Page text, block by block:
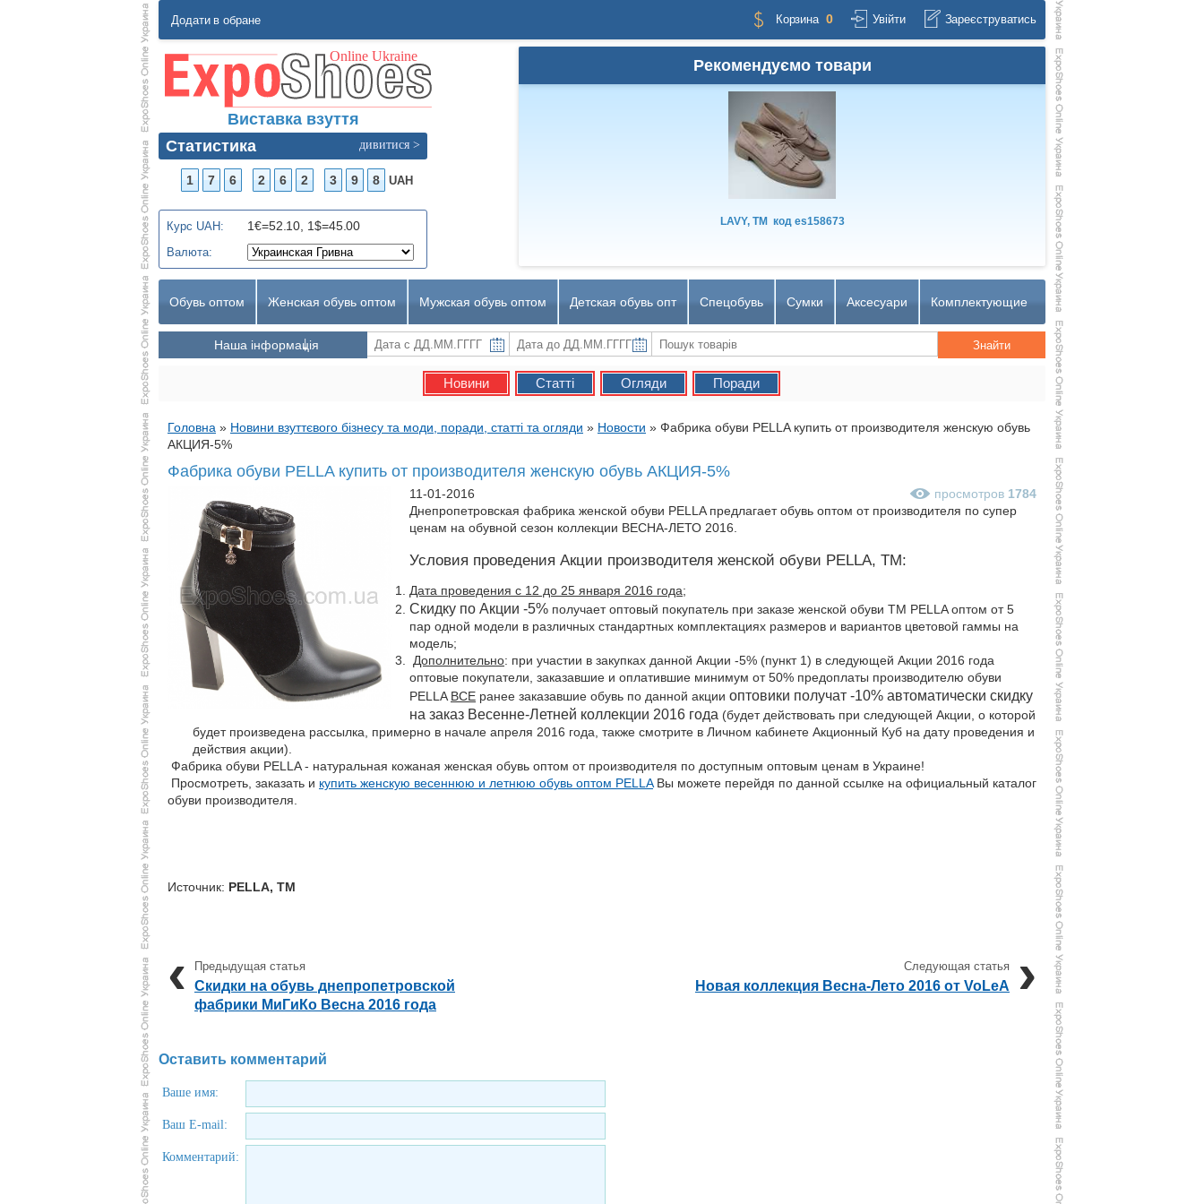
Додати в обране Корзина 0 Увійти Зареєструватись
Виставка взуття
Статистика
дивитися >
1 7 6 2 6 2 3 9 8 UAH
Курс UAH: 1€=52.10, 1$=45.00
Валюта:
Рекомендуємо товари
LAVY, TM кодes158673
Обувь оптом Женская обувь оптом Мужская обувь оптом Детская обувь опт Спецобувь Сумки Аксесуари Комплектующие
Наша інформація
Новини Статті Огляди Поради
Головна » Новини взуттєвого бізнесу та моди, поради, статті та огляди » Новости » Фабрика обуви PELLA купить от производителя женскую обувь
АКЦИЯ-5%
Фабрика обуви PELLA купить от производителя женскую обувь АКЦИЯ-5%
просмотров 1784
11-01-2016
Днепропетровская фабрика женской обуви PELLA предлагает обувь оптом от производителя по супер
ценам на обувной сезон коллекции ВЕСНА-ЛЕТО 2016.
Условия проведения Акции производителя женской обуви PELLA, TM:
Дата проведения с 12 до 25 января 2016 года;
Скидку по Акции -5% получает оптовый покупатель при заказе женской обуви ТМ PELLA оптом от 5
пар одной модели в различных стандартных комплектациях размеров и вариантов цветовой гаммы на
модель;
Дополнительно: при участии в закупках данной Акции -5% (пункт 1) в следующей Акции 2016 года
оптовые покупатели, заказавшие и оплатившие минимум от 50% предоплаты производителю обуви
PELLA ВСЕ ранее заказавшие обувь по данной акции оптовики получат -10% автоматически скидку
на заказ Весенне-Летней коллекции 2016 года (будет действовать при следующей Акции, о которой
будет произведена рассылка, примерно в начале апреля 2016 года, также смотрите в Личном кабинете Акционный Куб на дату проведения и
действия акции).
Фабрика обуви PELLA - натуральная кожаная женская обувь оптом от производителя по доступным оптовым ценам в Украине!
Просмотреть, заказать и купить женскую весеннюю и летнюю обувь оптом PELLAВы можете перейдя по данной ссылке на официальный каталог
обуви производителя.
Источник: PELLA, TM
Скидки на обувь днепропетровской
фабрики МиГиКо Весна 2016 года
Новая коллекция Весна-Лето 2016 от VoLeA
Оставить комментарий
Ваше имя:
Ваш E-mail:
Комментарий: